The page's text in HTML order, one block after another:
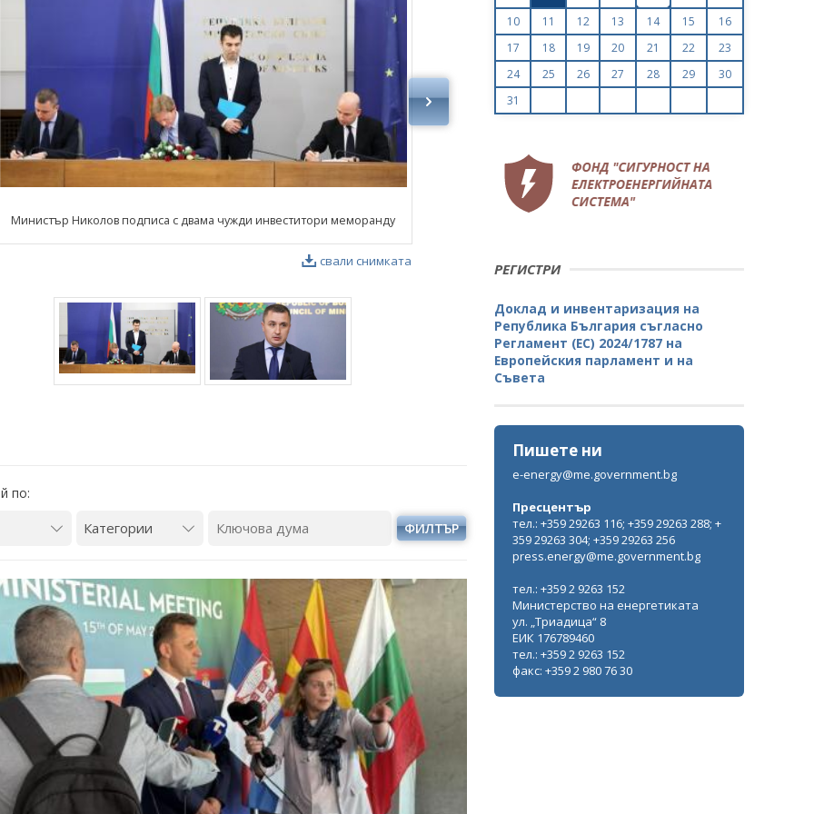
свали снимката
Министър Николов подписа с двама чужди инвеститори меморанду
по:
ФИЛТЪР
10
11 12 13 14 15
16
17
18 19 20 21 22
23
24
25 26 27 28 29
30
31
РЕГИСТРИ
Доклад и инвентаризация на
Република България съгласно
Регламент (ЕС) 2024/1787 на
Европейския парламент и на
Съвета
Пишете ни
e-energy@me.government.bg
Пресцентър
тел.: +359 29263 116; +359 29263 288; +
359 29263 304; +359 29263 256
press.energy@me.government.bg
тел.: +359 2 9263 152
Министерство на енергетиката
ул. „Триадица“ 8
ЕИК 176789460
тел.: +359 2 9263 152
факс: +359 2 980 76 30